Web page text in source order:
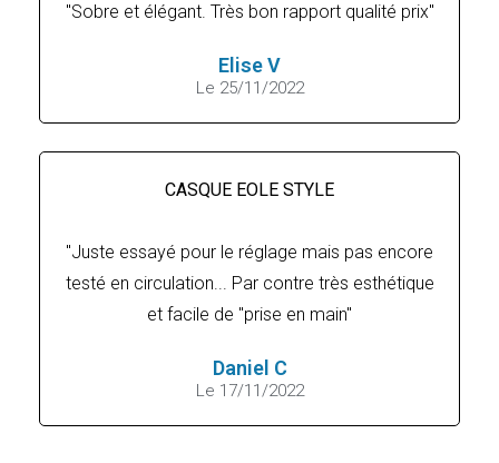
"Sobre et élégant. Très bon rapport qualité prix"
Elise V
Le 25/11/2022
CASQUE EOLE STYLE
"Juste essayé pour le réglage mais pas encore
testé en circulation... Par contre très esthétique
et facile de "prise en main"
Daniel C
Le 17/11/2022